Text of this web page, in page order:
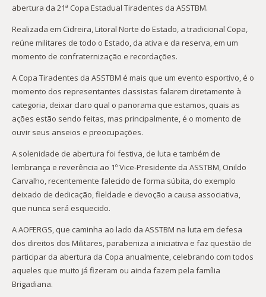
abertura da 21ª Copa Estadual Tiradentes da ASSTBM.
Realizada em Cidreira, Litoral Norte do Estado, a tradicional Copa,
reúne militares de todo o Estado, da ativa e da reserva, em um
momento de confraternização e recordações.
A Copa Tiradentes da ASSTBM é mais que um evento esportivo, é o
momento dos representantes classistas falarem diretamente à
categoria, deixar claro qual o panorama que estamos, quais as
ações estão sendo feitas, mas principalmente, é o momento de
ouvir seus anseios e preocupações.
A solenidade de abertura foi festiva, de luta e também de
lembrança e reverência ao 1º Vice-Presidente da ASSTBM, Onildo
Carvalho, recentemente falecido de forma súbita, do exemplo
deixado de dedicação, fieldade e devoção a causa associativa,
que nunca será esquecido.
A AOFERGS, que caminha ao lado da ASSTBM na luta em defesa
dos direitos dos Militares, parabeniza a iniciativa e faz questão de
participar da abertura da Copa anualmente, celebrando com todos
aqueles que muito já fizeram ou ainda fazem pela família
Brigadiana.